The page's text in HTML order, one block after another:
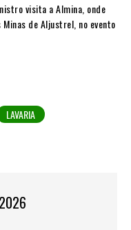
visita a Almina, onde
de Aljustrel, no evento
LAVARIA